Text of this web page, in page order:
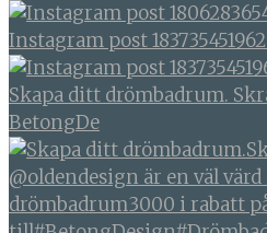
Instagram post
Skapa ditt drömbadrum.
BetongDe